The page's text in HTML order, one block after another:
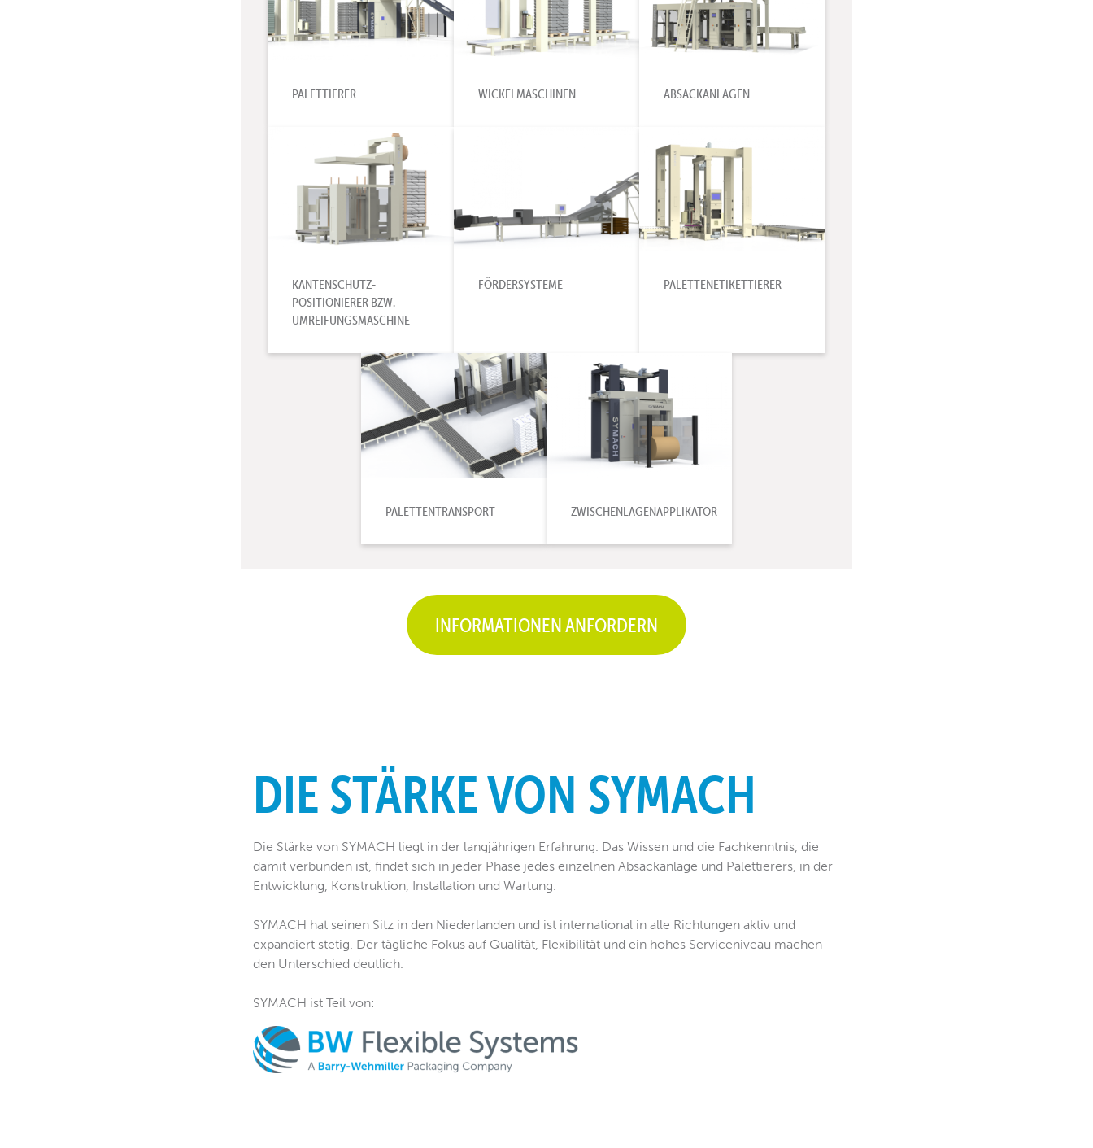
PALETTIERER WICKELMASCHINEN ABSACKANLAGEN
KANTENSCHUTZ-
POSITIONIERER BZW.
UMREIFUNGSMASCHINE
FÖRDERSYSTEME PALETTENETIKETTIERER
PALETTENTRANSPORT ZWISCHENLAGENAPPLIKATOR
INFORMATIONEN ANFORDERN
DIE STÄRKE VON SYMACH
Die Stärke von SYMACH liegt in der langjährigen Erfahrung. Das Wissen und die Fachkenntnis, die
damit verbunden ist, findet sich in jeder Phase jedes einzelnen Absackanlage und Palettierers, in der
Entwicklung, Konstruktion, Installation und Wartung.
SYMACH hat seinen Sitz in den Niederlanden und ist international in alle Richtungen aktiv und
expandiert stetig. Der tägliche Fokus auf Qualität, Flexibilität und ein hohes Serviceniveau machen
den Unterschied deutlich.
SYMACH ist Teil von: